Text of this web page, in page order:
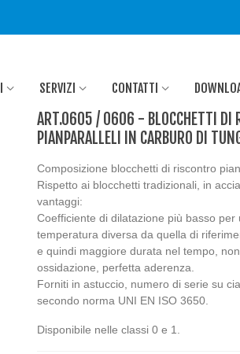
SERVIZI CONTATTI
ART.0605 / 0606 - BLOCCHETTI DI
PIANPARALLELI IN CARBURO DI
Composizione blocchetti di riscontro
Rispetto ai blocchetti tradizionali, in
vantaggi:
Coefficiente di dilatazione più basso
temperatura diversa da quella di
e quindi maggiore durata nel tempo,
ossidazione, perfetta aderenza.
Forniti in astuccio, numero di serie su
secondo norma UNI EN ISO 3650.
Disponibile nelle classi 0 e 1.